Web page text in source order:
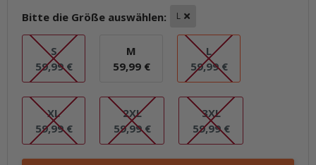
Bitte die Größe auswählen: L
S
S
59,99 €
M
M
59,99 €
L
L
59,99 €
XL
XL
59,99 €
2XL
2XL
59,99 €
3XL
3XL
59,99 €